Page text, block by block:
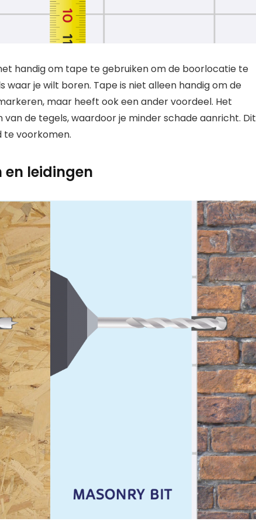
handig om tape te gebruiken om de boorlocatie te
je wilt boren. Tape is niet alleen handig om de
maar heeft ook een ander voordeel. Het
de tegels, waardoor je minder schade aanricht. Dit
voorkomen.
en leidingen